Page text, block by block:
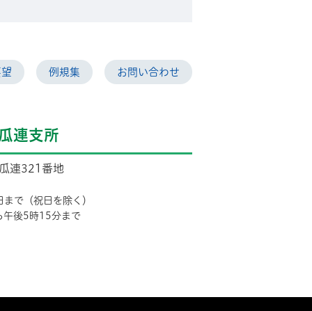
例規集 お問い合わせ
連支所
連321番地
で（祝日を除く）
午後5時15分まで